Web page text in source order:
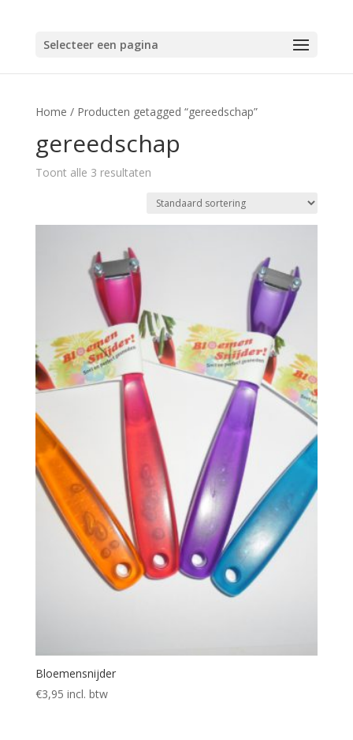
Selecteer een pagina
Home / Producten getagged “gereedschap”
gereedschap
Toont alle 3 resultaten
Bloemensnijder
€3,95 incl. btw